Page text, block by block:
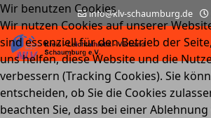
info@klv-schaumburg.de
Wir benutzen Cookies
Wir nutzen Cookies auf unserer
sind essenziell für den Betrieb der
uns helfen, diese Website und die
verbessern (Tracking Cookies). Sie
entscheiden, ob Sie die Cookies
beachten Sie, dass bei einer